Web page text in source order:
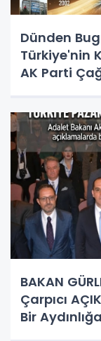
Dünden
Türkiye'nin
AK Parti
BAKAN
Çarpıcı
Bir